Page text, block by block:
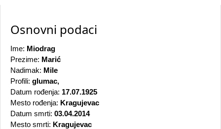
Osnovni podaci
Ime: Miodrag
Prezime: Marić
Nadimak: Mile
Profili: glumac,
Datum rođenja: 17.07.1925
Mesto rođenja: Kragujevac
Datum smrti: 03.04.2014
Mesto smrti: Kragujevac